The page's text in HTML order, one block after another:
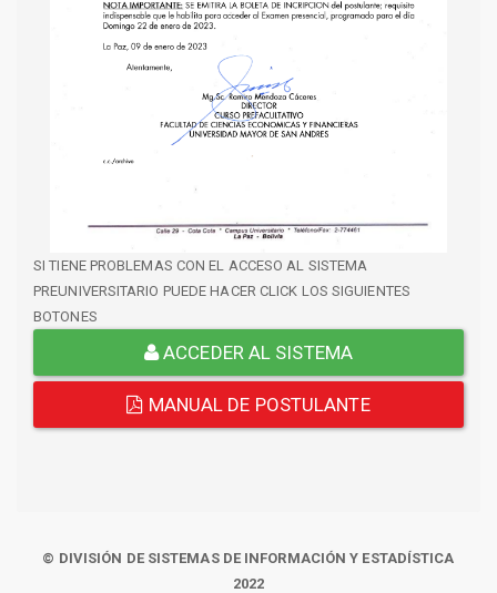
SI TIENE PROBLEMAS CON EL ACCESO AL SISTEMA
PREUNIVERSITARIO PUEDE HACER CLICK LOS SIGUIENTES
BOTONES
ACCEDER AL SISTEMA
MANUAL DE POSTULANTE
© DIVISIÓN DE SISTEMAS DE INFORMACIÓN Y ESTADÍSTICA
2022